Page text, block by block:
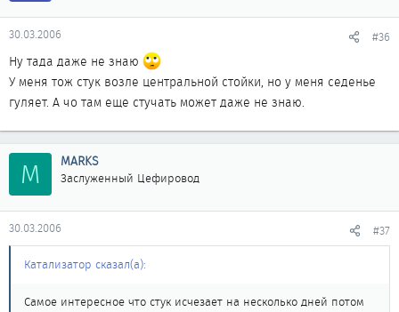
30.03.2006 #36
Ну тада даже не знаю
У меня тож стук возле центральной стойки, но у меня седенье
гуляет. А чо там еще стучать может даже не знаю.
M MARKS
Заслуженный Цефировод
30.03.2006 #37
Катализатор сказал(а):
Самое интересное что стук исчезает на несколько дней потом